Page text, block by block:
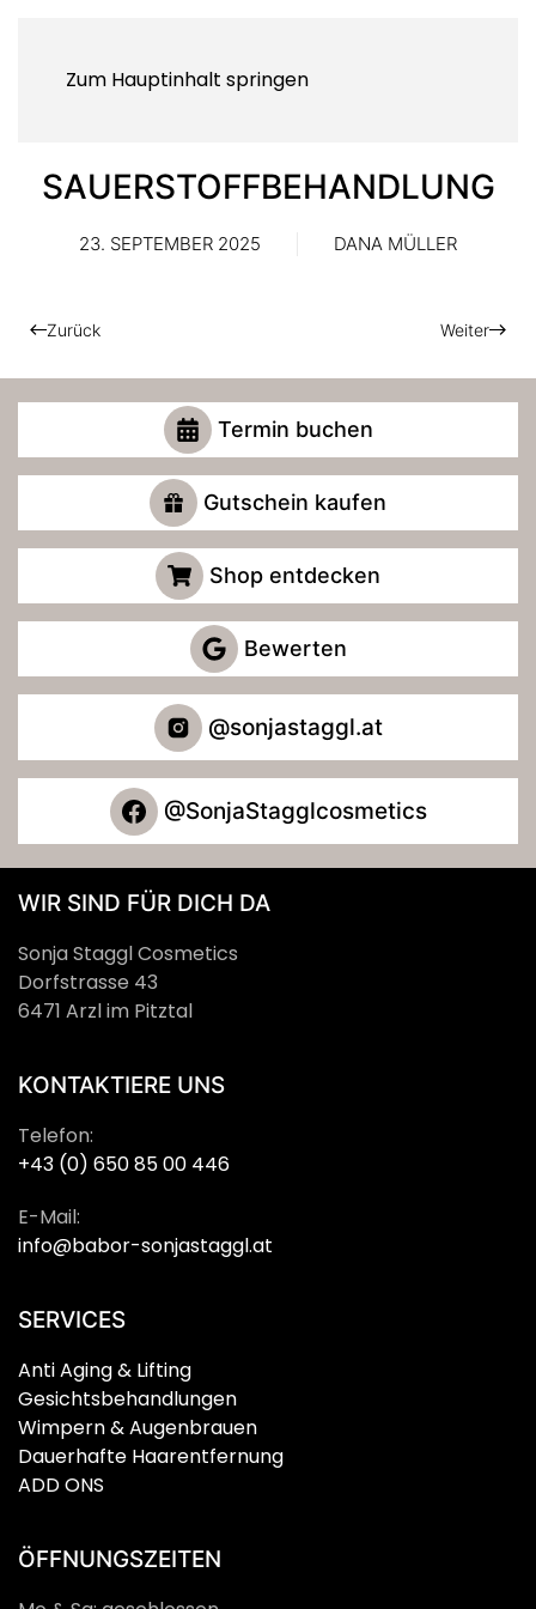
Zum Hauptinhalt springen
SAUERSTOFFBEHANDLUNG
23. SEPTEMBER 2025 DANA MÜLLER
Zurück Weiter
Termin buchen
Gutschein kaufen
Shop entdecken
Bewerten
@sonjastaggl.at
@SonjaStagglcosmetics
WIR SIND FÜR DICH DA
Sonja Staggl Cosmetics
Dorfstrasse 43
6471 Arzl im Pitztal
KONTAKTIERE UNS
Telefon:
+43 (0) 650 85 00 446
E-Mail:
info@babor-sonjastaggl.at
SERVICES
Anti Aging & Lifting
Gesichtsbehandlungen
Wimpern & Augenbrauen
Dauerhafte Haarentfernung
ADD ONS
ÖFFNUNGSZEITEN